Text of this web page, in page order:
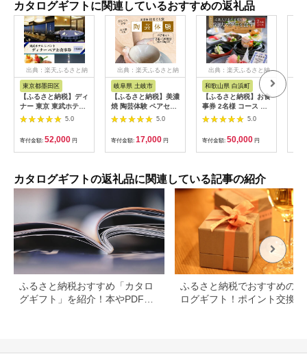
カタログギフトに関連しているおすすめの返礼品
出典：楽天ふるさと納
東京都墨田区
【ふるさと納税】ディ
ナー 東京 東武ホテル
レバント ワンドリン
ク付き ペア チケット
レストラン 入場券 優
待券 お食事券
SKYTREE 【 墨田
ケット
5.0
寄付金額: 52,000 円
出典：楽天ふるさと納
岐阜県 土岐市
【ふるさと納税】美濃
焼 陶芸体験 ペアセッ
ト ひとり500gずつ
【はまぐり窯】
[MGG006]
5.0
寄付金額: 17,000 円
出典：楽天ふるさと納
和歌山県 白浜町
【ふるさと納税】お食
事券 2名様 コース 近
畿大学水産研究所 近
大マグロを食す | 券
金券 人気 おすすめ 送
料無料
5.0
寄付金額: 50,000 円
カタログギフトの返礼品に関連している記事の紹介
ふるさと納税おすすめ「カタロ
グギフト」を紹介！本やPDFカ
ふるさと納税でおすすめのカ
ログギフト！ポイント交換で